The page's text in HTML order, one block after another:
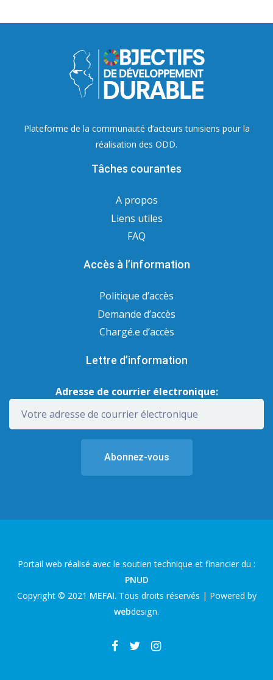
Plateforme de la communauté d’acteurs tunisiens pour la
réalisation des ODD.
Tâches courantes
A propos
Liens utiles
FAQ
Accès à l’information
Politique d’accès
Demande d’accès
Chargé.e d’accès
Lettre d’information
Adresse de courrier électronique:
Portail web réalisé avec le soutien technique et financier du :
PNUD
Copyright © 2021 MEFAI. Tous droits réservés | Powered by
webdesign.